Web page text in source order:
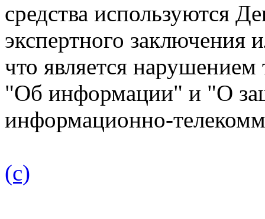
средства используются
экспертного заключения
что является
"Об информации" и "О
информационно-
(с)